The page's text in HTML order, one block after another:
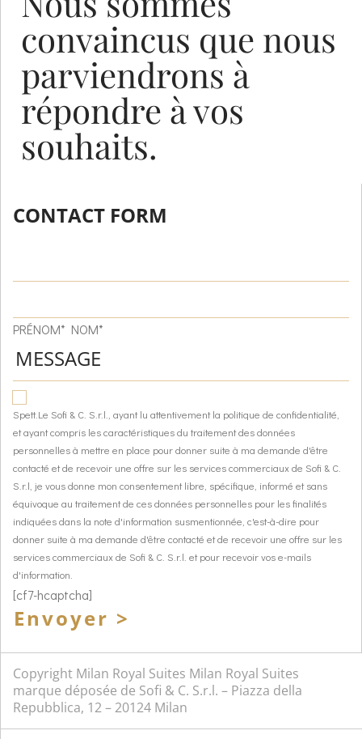
convaincus que nous
parviendrons à
répondre à vos
souhaits.
CONTACT FORM
PRÉNOM* NOM*
Spett.Le Sofi & C. S.r.l., ayant lu attentivement la politique de confidentialité,
et ayant compris les caractéristiques du traitement des données
personnelles à mettre en place pour donner suite à ma demande d'être
contacté et de recevoir une offre sur les services commerciaux de Sofi & C.
S.r.l, je vous donne mon consentement libre, spécifique, informé et sans
équivoque au traitement de ces données personnelles pour les finalités
indiquées dans la note d'information susmentionnée, c'est-à-dire pour
donner suite à ma demande d'être contacté et de recevoir une offre sur les
services commerciaux de Sofi & C. S.r.l. et pour recevoir vos e-mails
d'information.
[cf7-hcaptcha]
Envoyer >
Copyright Milan Royal Suites Milan Royal Suites
marque déposée de Sofi & C. S.r.l. – Piazza della
Repubblica, 12 – 20124 Milan